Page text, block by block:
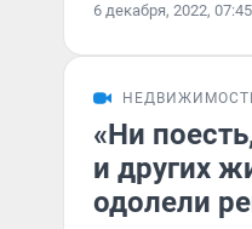
6 декабря, 2022, 07:45
«Ни
и других
одолели